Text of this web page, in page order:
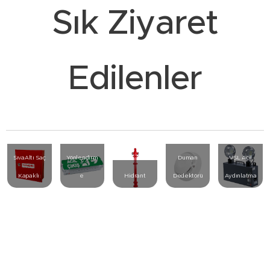
Sık Ziyaret
Edilenler
SıvaAltı Saç
Kapaklı
Yönlendirm
e Hidrant
Duman
Dedektörü
VSL Acil
Aydınlatma